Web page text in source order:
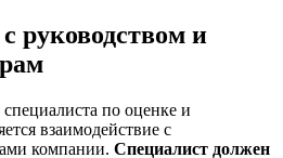
руководством и
по оценке и
взаимодействие с
компании. Специалист должен